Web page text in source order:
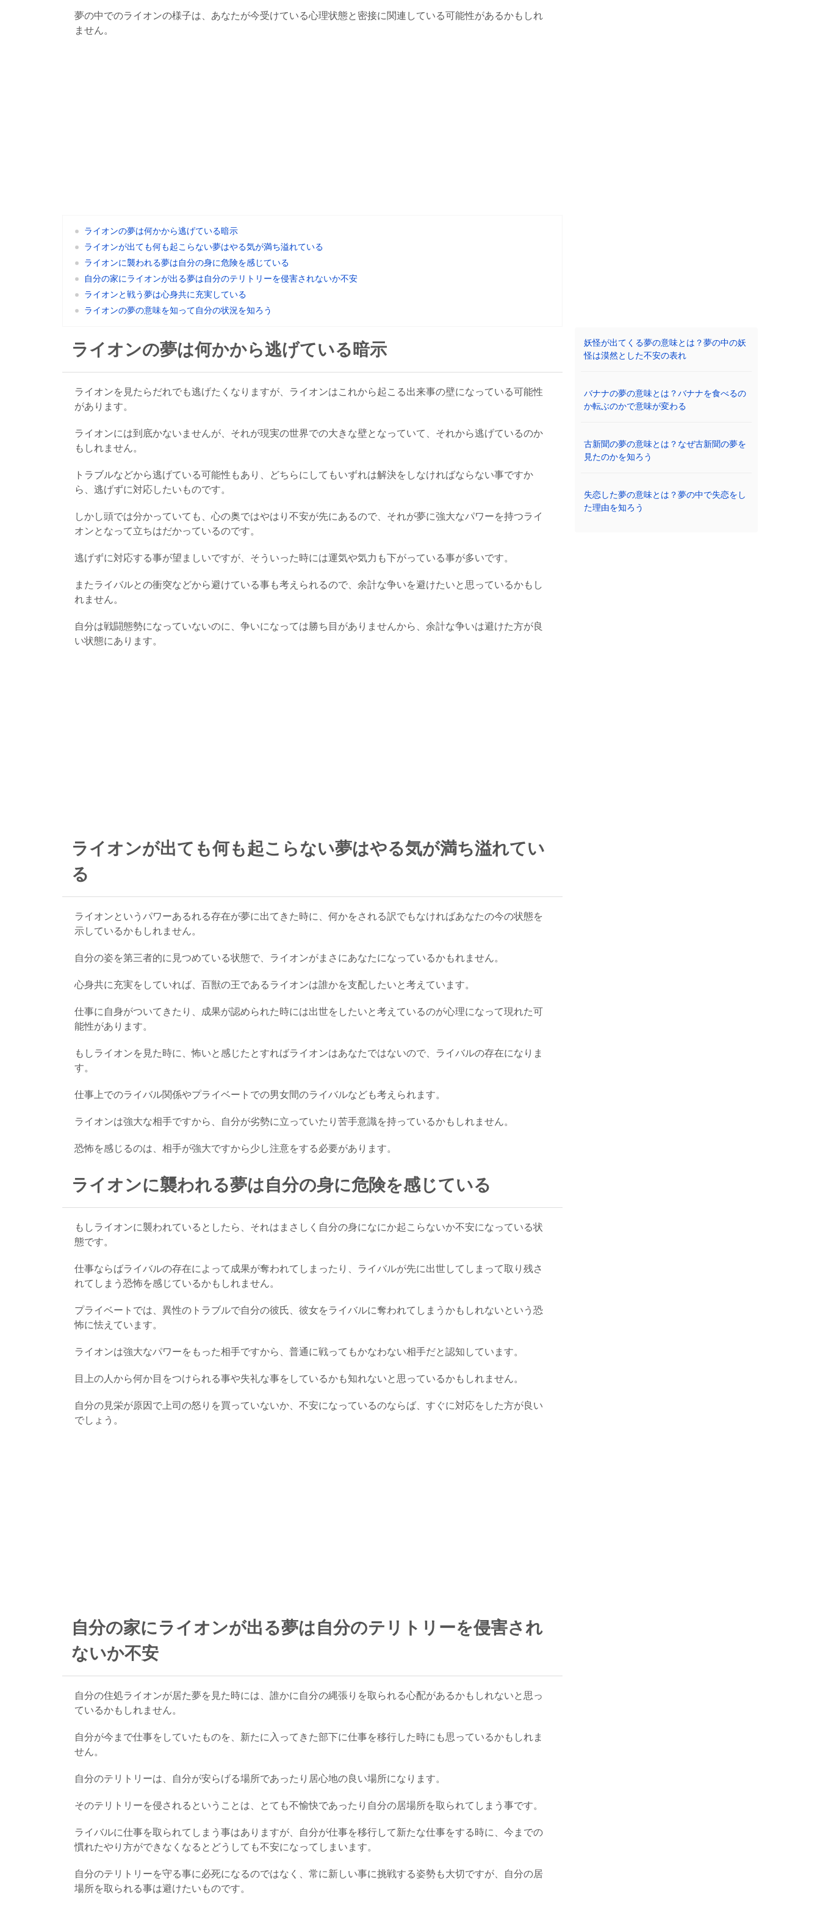
夢の中でのライオンの様子は、あなたが今受けている心理状態と密接に関連している可能性があるかもしれ
ません。
ライオンの夢は何かから逃げている暗示
ライオンが出ても何も起こらない夢はやる気が満ち溢れている
ライオンに襲われる夢は自分の身に危険を感じている
自分の家にライオンが出る夢は自分のテリトリーを侵害されないか不安
ライオンと戦う夢は心身共に充実している
ライオンの夢の意味を知って自分の状況を知ろう
ライオンの夢は何かから逃げている暗示
ライオンを見たらだれでも逃げたくなりますが、ライオンはこれから起こる出来事の壁になっている可能性
があります。
ライオンには到底かないませんが、それが現実の世界での大きな壁となっていて、それから逃げているのか
もしれません。
トラブルなどから逃げている可能性もあり、どちらにしてもいずれは解決をしなければならない事ですか
ら、逃げずに対応したいものです。
しかし頭では分かっていても、心の奥ではやはり不安が先にあるので、それが夢に強大なパワーを持つライ
オンとなって立ちはだかっているのです。
逃げずに対応する事が望ましいですが、そういった時には運気や気力も下がっている事が多いです。
またライバルとの衝突などから避けている事も考えられるので、余計な争いを避けたいと思っているかもし
れません。
自分は戦闘態勢になっていないのに、争いになっては勝ち目がありませんから、余計な争いは避けた方が良
い状態にあります。
ライオンが出ても何も起こらない夢はやる気が満ち溢れてい
る
ライオンというパワーあるれる存在が夢に出てきた時に、何かをされる訳でもなければあなたの今の状態を
示しているかもしれません。
自分の姿を第三者的に見つめている状態で、ライオンがまさにあなたになっているかもれません。
心身共に充実をしていれば、百獣の王であるライオンは誰かを支配したいと考えています。
仕事に自身がついてきたり、成果が認められた時には出世をしたいと考えているのが心理になって現れた可
能性があります。
もしライオンを見た時に、怖いと感じたとすればライオンはあなたではないので、ライバルの存在になりま
す。
仕事上でのライバル関係やプライベートでの男女間のライバルなども考えられます。
ライオンは強大な相手ですから、自分が劣勢に立っていたり苦手意識を持っているかもしれません。
恐怖を感じるのは、相手が強大ですから少し注意をする必要があります。
ライオンに襲われる夢は自分の身に危険を感じている
もしライオンに襲われているとしたら、それはまさしく自分の身になにか起こらないか不安になっている状
態です。
仕事ならばライバルの存在によって成果が奪われてしまったり、ライバルが先に出世してしまって取り残さ
れてしまう恐怖を感じているかもしれません。
プライベートでは、異性のトラブルで自分の彼氏、彼女をライバルに奪われてしまうかもしれないという恐
怖に怯えています。
ライオンは強大なパワーをもった相手ですから、普通に戦ってもかなわない相手だと認知しています。
目上の人から何か目をつけられる事や失礼な事をしているかも知れないと思っているかもしれません。
自分の見栄が原因で上司の怒りを買っていないか、不安になっているのならば、すぐに対応をした方が良い
でしょう。
自分の家にライオンが出る夢は自分のテリトリーを侵害され
ないか不安
自分の住処ライオンが居た夢を見た時には、誰かに自分の縄張りを取られる心配があるかもしれないと思っ
ているかもしれません。
自分が今まで仕事をしていたものを、新たに入ってきた部下に仕事を移行した時にも思っているかもしれま
せん。
自分のテリトリーは、自分が安らげる場所であったり居心地の良い場所になります。
そのテリトリーを侵されるということは、とても不愉快であったり自分の居場所を取られてしまう事です。
ライバルに仕事を取られてしまう事はありますが、自分が仕事を移行して新たな仕事をする時に、今までの
慣れたやり方ができなくなるとどうしても不安になってしまいます。
自分のテリトリーを守る事に必死になるのではなく、常に新しい事に挑戦する姿勢も大切ですが、自分の居
場所を取られる事は避けたいものです。
妖怪が出てくる夢の意味とは？夢の中の妖
怪は漠然とした不安の表れ
バナナの夢の意味とは？バナナを食べるの
か転ぶのかで意味が変わる
古新聞の夢の意味とは？なぜ古新聞の夢を
見たのかを知ろう
失恋した夢の意味とは？夢の中で失恋をし
た理由を知ろう